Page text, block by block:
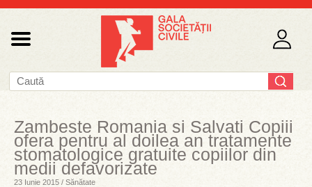
Zambeste Romania si Salvati Copiii
ofera pentru al doilea an tratamente
stomatologice gratuite copiilor din
medii defavorizate
23 Iunie 2015 / Sănătate